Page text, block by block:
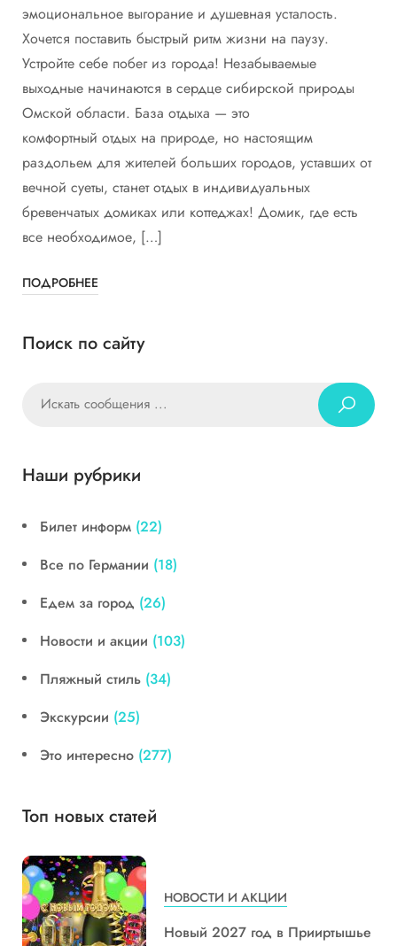
эмоциональное выгорание и душевная усталость.
Хочется поставить быстрый ритм жизни на паузу.
Устройте себе побег из города! Незабываемые
выходные начинаются в сердце сибирской природы
Омской области. База отдыха — это
комфортный отдых на природе, но настоящим
раздольем для жителей больших городов, уставших от
вечной суеты, станет отдых в индивидуальных
бревенчатых домиках или коттеджах! Домик, где есть
все необходимое, […]
ПОДРОБНЕЕ
Поиск по сайту
Наши рубрики
Билет информ (22)
Все по Германии (18)
Едем за город (26)
Новости и акции (103)
Пляжный стиль (34)
Экскурсии (25)
Это интересно (277)
Топ новых статей
НОВОСТИ И АКЦИИ
Новый 2027 год в Прииртышье